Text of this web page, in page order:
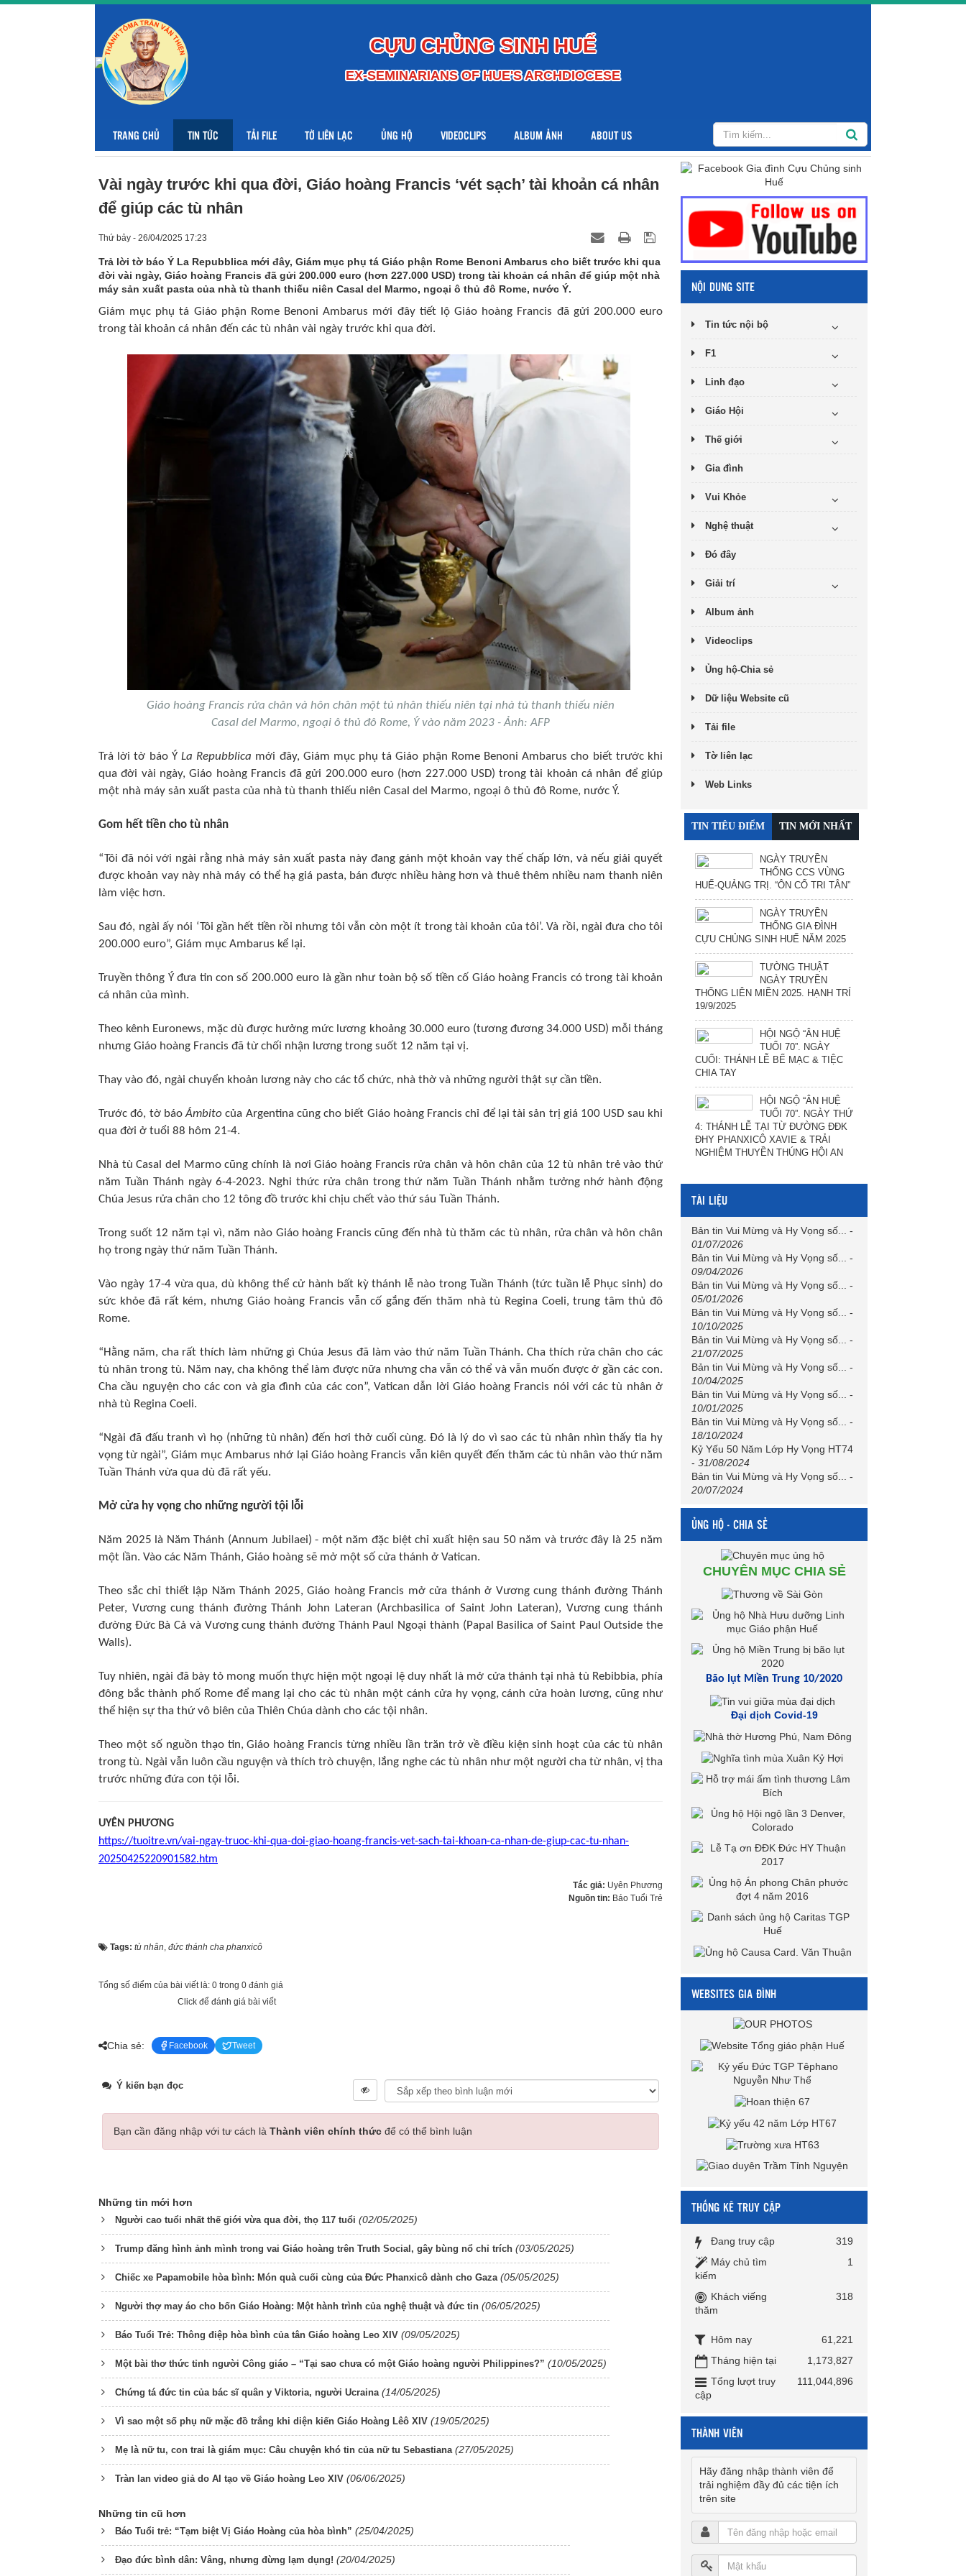
CỰU CHỦNG SINH HUẾ
EX-SEMINARIANS OF HUE'S ARCHDIOCESE
TRANG CHỦ TIN TỨC TẢI FILE TỜ LIÊN LẠC ỦNG HỘ VIDEOCLIPS ALBUM ẢNH ABOUT US
Vài ngày trước khi qua đời, Giáo hoàng Francis ‘vét sạch’ tài khoản cá nhân
để giúp các tù nhân
Thứ bảy - 26/04/2025 17:23
Trả lời tờ báo Ý La Repubblica mới đây, Giám mục phụ tá Giáo phận Rome Benoni Ambarus cho biết trước khi qua
đời vài ngày, Giáo hoàng Francis đã gửi 200.000 euro (hơn 227.000 USD) trong tài khoản cá nhân để giúp một nhà
máy sản xuất pasta của nhà tù thanh thiếu niên Casal del Marmo, ngoại ô thủ đô Rome, nước Ý.
Giám mục phụ tá Giáo phận Rome Benoni Ambarus mới đây tiết lộ Giáo hoàng Francis đã gửi 200.000 euro
trong tài khoản cá nhân đến các tù nhân vài ngày trước khi qua đời.
Giáo hoàng Francis rửa chân và hôn chân một tù nhân thiếu niên tại nhà tù thanh thiếu niên
Casal del Marmo, ngoại ô thủ đô Rome, Ý vào năm 2023 - Ảnh: AFP
Trả lời tờ báo Ý La Repubblica mới đây, Giám mục phụ tá Giáo phận Rome Benoni Ambarus cho biết trước khi
qua đời vài ngày, Giáo hoàng Francis đã gửi 200.000 euro (hơn 227.000 USD) trong tài khoản cá nhân để giúp
một nhà máy sản xuất pasta của nhà tù thanh thiếu niên Casal del Marmo, ngoại ô thủ đô Rome, nước Ý.
Gom hết tiền cho tù nhân
“Tôi đã nói với ngài rằng nhà máy sản xuất pasta này đang gánh một khoản vay thế chấp lớn, và nếu giải quyết
được khoản vay này nhà máy có thể hạ giá pasta, bán được nhiều hàng hơn và thuê thêm nhiều nam thanh niên
làm việc hơn.
Sau đó, ngài ấy nói ‘Tôi gần hết tiền rồi nhưng tôi vẫn còn một ít trong tài khoản của tôi’. Và rồi, ngài đưa cho tôi
200.000 euro”, Giám mục Ambarus kể lại.
Truyền thông Ý đưa tin con số 200.000 euro là gần như toàn bộ số tiền cố Giáo hoàng Francis có trong tài khoản
cá nhân của mình.
Theo kênh Euronews, mặc dù được hưởng mức lương khoảng 30.000 euro (tương đương 34.000 USD) mỗi tháng
nhưng Giáo hoàng Francis đã từ chối nhận lương trong suốt 12 năm tại vị.
Thay vào đó, ngài chuyển khoản lương này cho các tổ chức, nhà thờ và những người thật sự cần tiền.
Trước đó, tờ báoÁmbito của Argentina cũng cho biết Giáo hoàng Francis chỉ để lại tài sản trị giá 100 USD sau khi
qua đời ở tuổi 88 hôm 21-4.
Nhà tù Casal del Marmo cũng chính là nơi Giáo hoàng Francis rửa chân và hôn chân của 12 tù nhân trẻ vào thứ
năm Tuần Thánh ngày 6-4-2023. Nghi thức rửa chân trong thứ năm Tuần Thánh nhằm tưởng nhớ hành động
Chúa Jesus rửa chân cho 12 tông đồ trước khi chịu chết vào thứ sáu Tuần Thánh.
Trong suốt 12 năm tại vì, năm nào Giáo hoàng Francis cũng đến nhà tù thăm các tù nhân, rửa chân và hôn chân
họ trong ngày thứ năm Tuần Thánh.
Vào ngày 17-4 vừa qua, dù không thể cử hành bất kỳ thánh lễ nào trong Tuần Thánh (tức tuần lễ Phục sinh) do
sức khỏe đã rất kém, nhưng Giáo hoàng Francis vẫn cố gắng đến thăm nhà tù Regina Coeli, trung tâm thủ đô
Rome.
“Hằng năm, cha rất thích làm những gì Chúa Jesus đã làm vào thứ năm Tuần Thánh. Cha thích rửa chân cho các
tù nhân trong tù. Năm nay, cha không thể làm được nữa nhưng cha vẫn có thể và vẫn muốn được ở gần các con.
Cha cầu nguyện cho các con và gia đình của các con”, Vatican dẫn lời Giáo hoàng Francis nói với các tù nhân ở
nhà tù Regina Coeli.
“Ngài đã đấu tranh vì họ (những tù nhân) đến hơi thở cuối cùng. Đó là lý do vì sao các tù nhân nhìn thấy tia hy
vọng từ ngài”, Giám mục Ambarus nhớ lại Giáo hoàng Francis vẫn kiên quyết đến thăm các tù nhân vào thứ năm
Tuần Thánh vừa qua dù đã rất yếu.
Mở cửa hy vọng cho những người tội lỗi
Năm 2025 là Năm Thánh (Annum Jubilaei) - một năm đặc biệt chỉ xuất hiện sau 50 năm và trước đây là 25 năm
một lần. Vào các Năm Thánh, Giáo hoàng sẽ mở một số cửa thánh ở Vatican.
Theo sắc chỉ thiết lập Năm Thánh 2025, Giáo hoàng Francis mở cửa thánh ở Vương cung thánh đường Thánh
Peter, Vương cung thánh đường Thánh John Lateran (Archbasilica of Saint John Lateran), Vương cung thánh
đường Đức Bà Cả và Vương cung thánh đường Thánh Paul Ngoại thành (Papal Basilica of Saint Paul Outside the
Walls).
Tuy nhiên, ngài đã bày tỏ mong muốn thực hiện một ngoại lệ duy nhất là mở cửa thánh tại nhà tù Rebibbia, phía
đông bắc thành phố Rome để mang lại cho các tù nhân một cánh cửa hy vọng, cánh cửa hoàn lương, cũng như
thể hiện sự tha thứ vô biên của Thiên Chúa dành cho các tội nhân.
Theo một số nguồn thạo tin, Giáo hoàng Francis từng nhiều lần trăn trở về điều kiện sinh hoạt của các tù nhân
trong tù. Ngài vẫn luôn cầu nguyện và thích trò chuyện, lắng nghe các tù nhân như một người cha từ nhân, vị tha
trước những đứa con tội lỗi.
UYÊN PHƯƠNG
https://tuoitre.vn/vai-ngay-truoc-khi-qua-doi-giao-hoang-francis-vet-sach-tai-khoan-ca-nhan-de-giup-cac-tu-nhan-
20250425220901582.htm
Tác giả: Uyên Phương
Nguồn tin: Báo Tuổi Trẻ
Tags: tù nhân, đức thánh cha phanxicô
Tổng số điểm của bài viết là: 0 trong 0 đánh giá
Click để đánh giá bài viết
Chia sẻ: Facebook Tweet
Ý kiến bạn đọc
Bạn cần đăng nhập với tư cách là Thành viên chính thức để có thể bình luận
Những tin mới hơn
Người cao tuổi nhất thế giới vừa qua đời, thọ 117 tuổi (02/05/2025)
Trump đăng hình ảnh mình trong vai Giáo hoàng trên Truth Social, gây bùng nổ chỉ trích (03/05/2025)
Chiếc xe Papamobile hòa bình: Món quà cuối cùng của Đức Phanxicô dành cho Gaza (05/05/2025)
Người thợ may áo cho bốn Giáo Hoàng: Một hành trình của nghệ thuật và đức tin (06/05/2025)
Báo Tuổi Trẻ: Thông điệp hòa bình của tân Giáo hoàng Leo XIV (09/05/2025)
Một bài thơ thức tỉnh người Công giáo – “Tại sao chưa có một Giáo hoàng người Philippines?” (10/05/2025)
Chứng tá đức tin của bác sĩ quân y Viktoria, người Ucraina (14/05/2025)
Vì sao một số phụ nữ mặc đồ trắng khi diện kiến Giáo Hoàng Lêô XIV (19/05/2025)
Mẹ là nữ tu, con trai là giám mục: Câu chuyện khó tin của nữ tu Sebastiana (27/05/2025)
Tràn lan video giả do AI tạo về Giáo hoàng Leo XIV (06/06/2025)
Những tin cũ hơn
Báo Tuổi trẻ: “Tạm biệt Vị Giáo Hoàng của hòa bình” (25/04/2025)
Đạo đức bình dân: Vâng, nhưng đừng lạm dụng! (20/04/2025)
NỘI DUNG SITE
Tin tức nội bộ
F1
Linh đạo
Giáo Hội
Thế giới
Gia đình
Vui Khỏe
Nghệ thuật
Đó đây
Giải trí
Album ảnh
Videoclips
Ủng hộ-Chia sẻ
Dữ liệu Website cũ
Tải file
Tờ liên lạc
Web Links
TIN TIÊU ĐIỂM TIN MỚI NHẤT
NGÀY TRUYỀN
THỐNG CCS VÙNG
HUẾ-QUẢNG TRỊ. “ÔN CỐ TRI TÂN”
NGÀY TRUYỀN
THỐNG GIA ĐÌNH
CỰU CHỦNG SINH HUẾ NĂM 2025
TƯỜNG THUẬT
NGÀY TRUYỀN
THỐNG LIÊN MIỀN 2025. HẠNH TRÍ
19/9/2025
HỘI NGỘ “ÂN HUỆ
TUỔI 70”. NGÀY
CUỐI: THÁNH LỄ BẾ MẠC & TIỆC
CHIA TAY
HỘI NGỘ “ÂN HUỆ
TUỔI 70”. NGÀY THỨ
4: THÁNH LỄ TẠI TỪ ĐƯỜNG ĐĐK
ĐHY PHANXICÔ XAVIE & TRẢI
NGHIỆM THUYỀN THÚNG HỘI AN
TÀI LIỆU
Bản tin Vui Mừng và Hy Vọng số...
-
01/07/2026
Bản tin Vui Mừng và Hy Vọng số...
-
09/04/2026
Bản tin Vui Mừng và Hy Vọng số...
-
05/01/2026
Bản tin Vui Mừng và Hy Vọng số...
-
10/10/2025
Bản tin Vui Mừng và Hy Vọng số...
-
21/07/2025
Bản tin Vui Mừng và Hy Vọng số...
-
10/04/2025
Bản tin Vui Mừng và Hy Vọng số...
-
10/01/2025
Bản tin Vui Mừng và Hy Vọng số...
-
18/10/2024
Kỷ Yếu 50 Năm Lớp Hy Vọng HT74
- 31/08/2024
Bản tin Vui Mừng và Hy Vọng số...
-
20/07/2024
ỦNG HỘ - CHIA SẺ
CHUYÊN MỤC CHIA SẺ
Bão lụt Miền Trung 10/2020
Đại dịch Covid-19
WEBSITES GIA ĐÌNH
THỐNG KÊ TRUY CẬP
Đang truy cập
319
Máy chủ tìm
kiếm
1
Khách viếng
thăm
318
Hôm nay
61,221
Tháng hiện tại
1,173,827
Tổng lượt truy
cập
111,044,896
THÀNH VIÊN
Hãy đăng nhập thành viên để
trải nghiệm đầy đủ các tiện ích
trên site